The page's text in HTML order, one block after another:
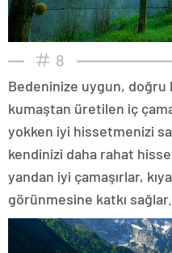
8
Bedeninize uygun, doğru
kumaştan üretilen iç
yokken iyi hissetmenizi
kendinizi daha rahat
yandan iyi çamaşırlar,
görünmesine katkı sağlar.